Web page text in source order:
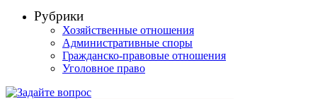
Рубрики
Хозяйственные отношения
Административные споры
Гражданско-правовые отношения
Уголовное право